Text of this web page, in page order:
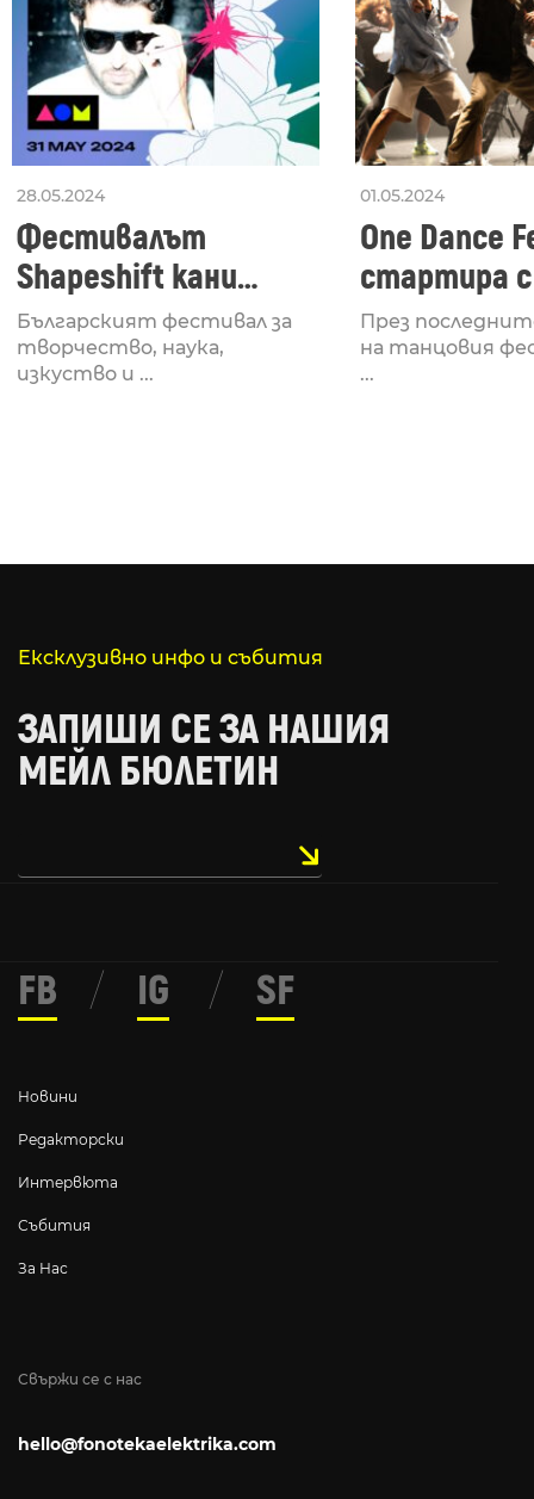
28.05.2024
Фестивалът
Shapeshift кани
Fabrizio Mammarella
за откриването си
Българският фестивал за
творчество, наука,
изкуство и ...
01.05.2024
One Dance
стартира
Lucid,
рейв
През
на танцовия
...
Ексклузивно инфо и събития
ЗАПИШИ СЕ ЗА НАШИЯ
МЕЙЛ БЮЛЕТИН
Свържи се с нас
hello@fonotekaelektrika.com
Новини
Редакторски
Интервюта
Събития
За Нас
FB / IG / SF